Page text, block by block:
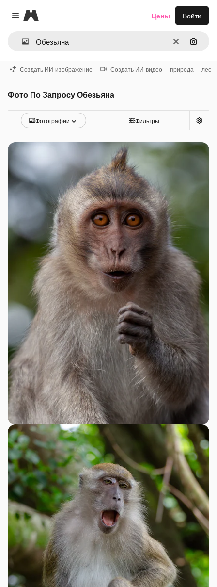
Close menu
Magnific
ОчиститьПоиск
Цены Войти
Создать ИИ-изображение Создать ИИ-видео природа лес
Фото По Запросу Обезьяна
Фотографии Фильтры